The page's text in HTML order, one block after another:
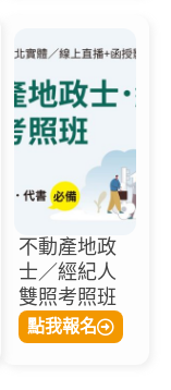
不動產地政
士／經紀人
雙照考照班
點我報名